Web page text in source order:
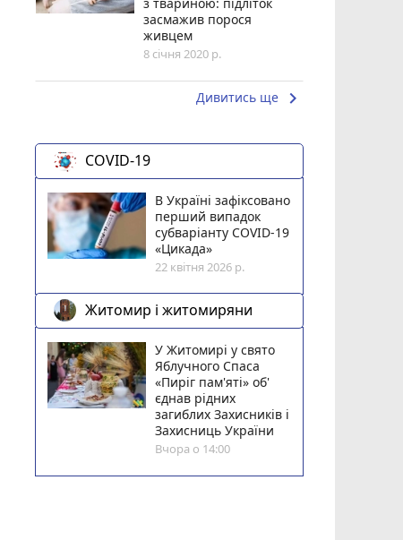
засмажив порося
живцем
8 січня 2020 р.
Дивитись ще keyboard_arrow_right
COVID-19
В Україні зафіксовано
перший випадок
субваріанту COVID-19
«Цикада»
22 квітня 2026 р.
Житомир і житомиряни
У Житомирі у свято
Яблучного Спаса
«Пиріг пам'яті» об'
єднав рідних
загиблих Захисників і
Захисниць України
Вчора о 14:00